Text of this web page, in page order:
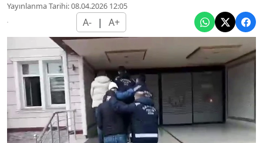
Yayınlanma Tarihi: 08.04.2026 12:05
A- | A+